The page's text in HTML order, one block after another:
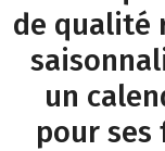
de qualité
un
pour